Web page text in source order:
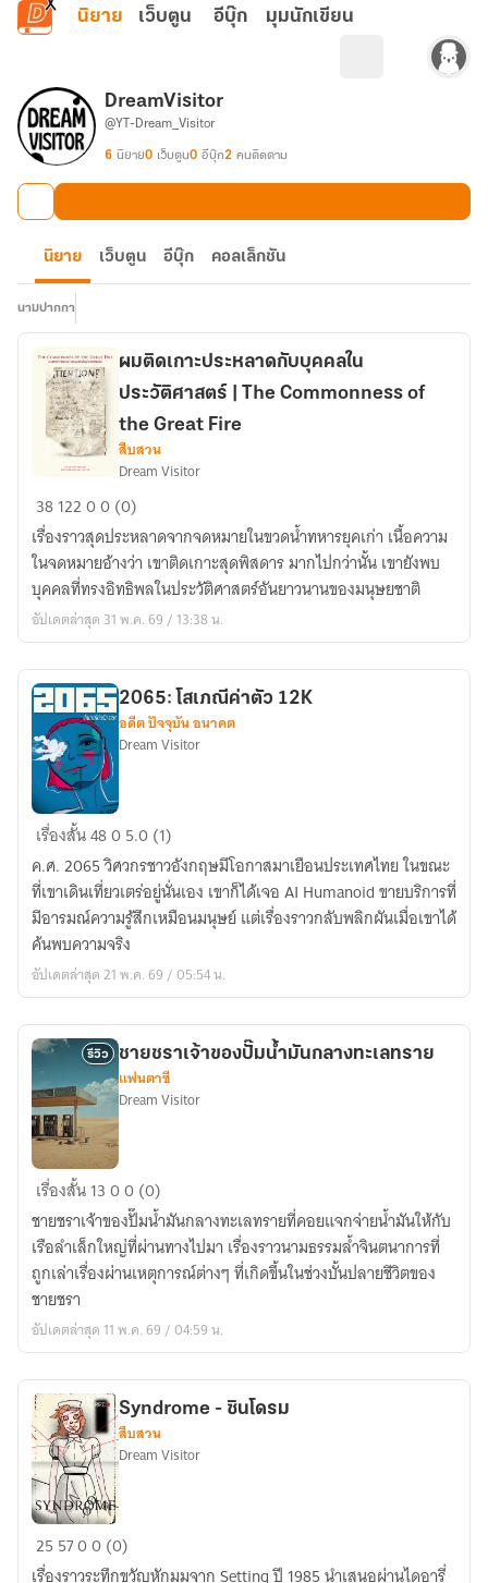
ข้ามไปยังเนื้อหาหลัก
นิยาย เว็บตูน อีบุ๊ก มุมนักเขียน
DreamVisitor
@YT-Dream_Visitor
6 นิยาย0 เว็บตูน0 อีบุ๊ก2 คนติดตาม
นิยาย เว็บตูน อีบุ๊ก คอลเล็กชัน
นามปากกา
ติด
เกาะ
ประหลาด
กับ
บุคคล
ใน
ประวัติศาสตร์
|
The
Commonness
of
the
Great
Fire
ผมติดเกาะประหลาดกับบุคคลใน
ประวัติศาสตร์ | The Commonness of
the Great Fire
สืบสวน
Dream Visitor
3812200 (0)
เรื่องราวสุดประหลาดจากจดหมายในขวดน้ำทหารยุคเก่า เนื้อความ
ในจดหมายอ้างว่า เขาติดเกาะสุดพิสดาร มากไปกว่านั้น เขายังพบ
บุคคลที่ทรงอิทธิพลในประวัติศาสตร์อันยาวนานของมนุษยชาติ
อัปเดตล่าสุด 31 พ.ค. 69 / 13:38 น.
2065:
ค่าตัว
12K
2065: โสเภณีค่าตัว 12K
อดีต ปัจจุบัน อนาคต
Dream Visitor
เรื่องสั้น4805.0 (1)
ค.ศ. 2065 วิศวกรชาวอังกฤษมีโอกาสมาเยือนประเทศไทย ในขณะ
ที่เขาเดินเที่ยวเตร่อยู่นั่นเอง เขาก็ได้เจอ AI Humanoid ขายบริการที่
มีอารมณ์ความรู้สึกเหมือนมนุษย์ แต่เรื่องราวกลับพลิกผันเมื่อเขาได้
ค้นพบความจริง
อัปเดตล่าสุด 21 พ.ค. 69 / 05:54 น.
รีวิว
ชาย
เจ้าของ
ปั๊ม
น้ำมัน
กลาง
ทะเล
ชายชราเจ้าของปั๊มน้ำมันกลางทะเลทราย
แฟนตาซี
Dream Visitor
เรื่องสั้น1300 (0)
ชายชราเจ้าของปั๊มน้ำมันกลางทะเลทรายที่คอยแจกจ่ายน้ำมันให้กับ
เรือลำเล็กใหญ่ที่ผ่านทางไปมา เรื่องราวนามธรรมล้ำจินตนาการที่
ถูกเล่าเรื่องผ่านเหตุการณ์ต่างๆ ที่เกิดขึ้นในช่วงบั้นปลายชีวิตของ
ชายชรา
อัปเดตล่าสุด 11 พ.ค. 69 / 04:59 น.
Syndrome
Syndrome - ซินโดรม
สืบสวน
Dream Visitor
25 5700 (0)
เรื่องราวระทึกขวัญหักมุมจาก Setting ปี 1985 นำเสนอผ่านไดอารี่